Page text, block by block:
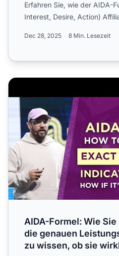
Erfahren Sie, wie der AIDA-
Interest, Desire, Action)
Dec 28, 2025 8 Min. Lesezeit
AIDA-Formel: Wie Sie sie
AIDA-Formel: Wie
die genauen
zu wissen, ob sie